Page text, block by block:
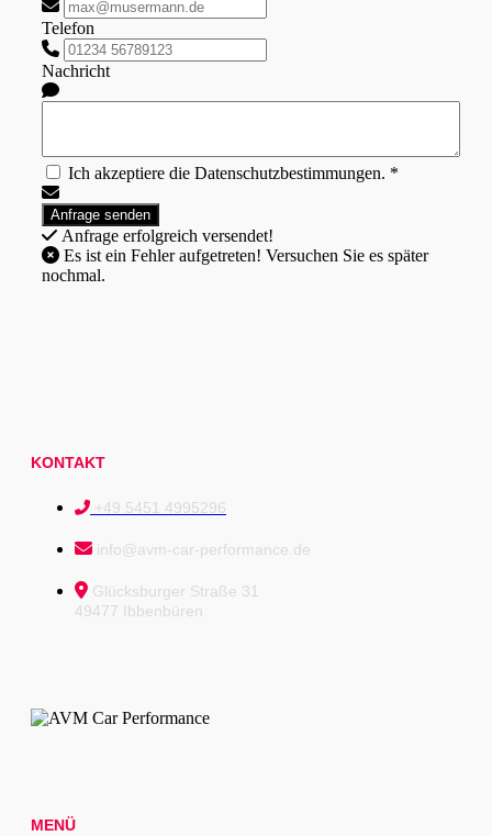
Telefon
Nachricht
Ich akzeptiere die Datenschutzbestimmungen. *
Anfrage erfolgreich versendet!
nochmal.
KONTAKT
+49 5451 4995296
info@avm-car-performance.de
Glücksburger Straße 31
49477 Ibbenbüren
MENÜ